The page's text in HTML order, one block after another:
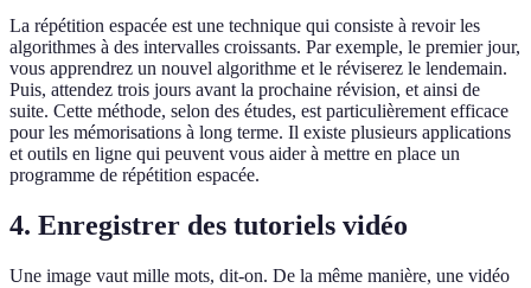
La répétition espacée est une technique qui consiste à revoir les
algorithmes à des intervalles croissants. Par exemple, le premier jour,
vous apprendrez un nouvel algorithme et le réviserez le lendemain.
Puis, attendez trois jours avant la prochaine révision, et ainsi de
suite. Cette méthode, selon des études, est particulièrement efficace
pour les mémorisations à long terme. Il existe plusieurs applications
et outils en ligne qui peuvent vous aider à mettre en place un
programme de répétition espacée.
4. Enregistrer des tutoriels vidéo
Une image vaut mille mots, dit-on. De la même manière, une vidéo